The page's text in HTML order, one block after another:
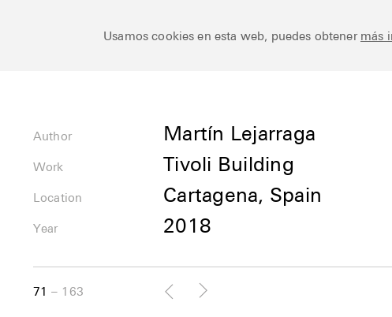
Usamos cookies en esta web, puedes obtener más
Ceramic Architectures
Author
Uses
Location
Author Martín Lejarraga
Work Tivoli Building
Location Cartagena, Spain
Year 2018
71 163